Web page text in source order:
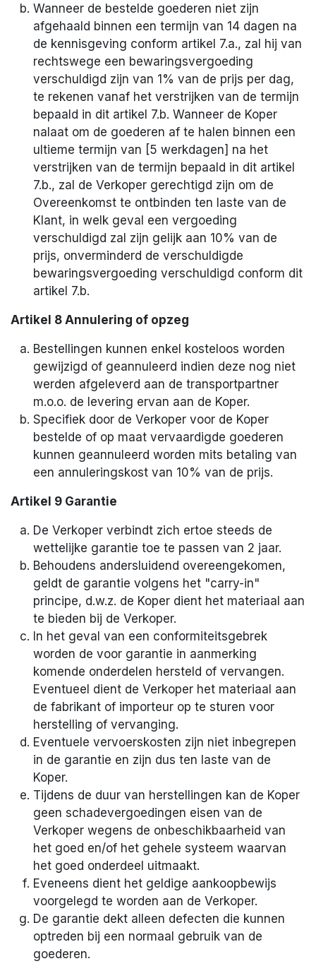
Wanneer de bestelde goederen niet zijn
afgehaald binnen een termijn van 14 dagen na
de kennisgeving conform artikel 7.a., zal hij van
rechtswege een bewaringsvergoeding
verschuldigd zijn van 1% van de prijs per dag,
te rekenen vanaf het verstrijken van de termijn
bepaald in dit artikel 7.b. Wanneer de Koper
nalaat om de goederen af te halen binnen een
ultieme termijn van [5 werkdagen] na het
verstrijken van de termijn bepaald in dit artikel
7.b., zal de Verkoper gerechtigd zijn om de
Overeenkomst te ontbinden ten laste van de
Klant, in welk geval een vergoeding
verschuldigd zal zijn gelijk aan 10% van de
prijs, onverminderd de verschuldigde
bewaringsvergoeding verschuldigd conform dit
artikel 7.b.
Artikel 8 Annulering of opzeg
Bestellingen kunnen enkel kosteloos worden
gewijzigd of geannuleerd indien deze nog niet
werden afgeleverd aan de transportpartner
m.o.o. de levering ervan aan de Koper.
Specifiek door de Verkoper voor de Koper
bestelde of op maat vervaardigde goederen
kunnen geannuleerd worden mits betaling van
een annuleringskost van 10% van de prijs.
Artikel 9 Garantie
De Verkoper verbindt zich ertoe steeds de
wettelijke garantie toe te passen van 2 jaar.
Behoudens andersluidend overeengekomen,
geldt de garantie volgens het "carry-in"
principe, d.w.z. de Koper dient het materiaal aan
te bieden bij de Verkoper.
In het geval van een conformiteitsgebrek
worden de voor garantie in aanmerking
komende onderdelen hersteld of vervangen.
Eventueel dient de Verkoper het materiaal aan
de fabrikant of importeur op te sturen voor
herstelling of vervanging.
Eventuele vervoerskosten zijn niet inbegrepen
in de garantie en zijn dus ten laste van de
Koper.
Tijdens de duur van herstellingen kan de Koper
geen schadevergoedingen eisen van de
Verkoper wegens de onbeschikbaarheid van
het goed en/of het gehele systeem waarvan
het goed onderdeel uitmaakt.
Eveneens dient het geldige aankoopbewijs
voorgelegd te worden aan de Verkoper.
De garantie dekt alleen defecten die kunnen
optreden bij een normaal gebruik van de
goederen.